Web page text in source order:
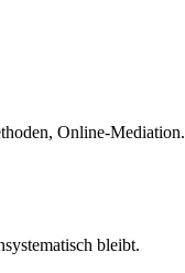
Online-Mediation.
bleibt.